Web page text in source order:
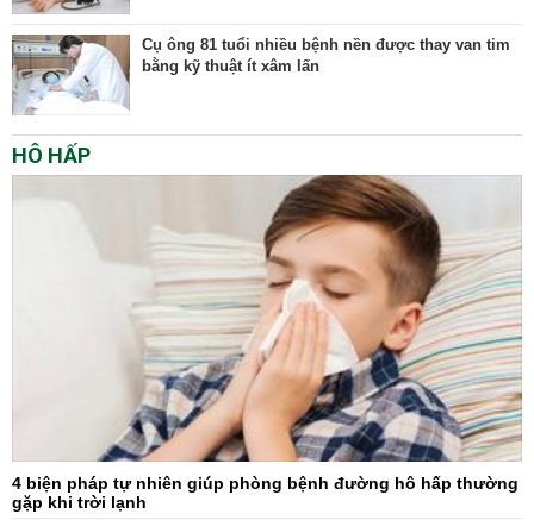
Cụ ông 81 tuổi nhiều bệnh nền được thay van tim
bằng kỹ thuật ít xâm lấn
HÔ HẤP
4 biện pháp tự nhiên giúp phòng bệnh đường hô hấp thường
gặp khi trời lạnh